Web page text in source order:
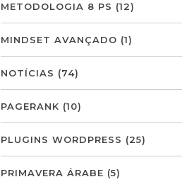
METODOLOGIA 8 PS (12)
MINDSET AVANÇADO (1)
NOTÍCIAS (74)
PAGERANK (10)
PLUGINS WORDPRESS (25)
PRIMAVERA ÁRABE (5)